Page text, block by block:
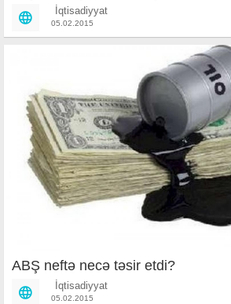
İqtisadiyyat
05.02.2015
ABŞ neftə necə təsir etdi?
İqtisadiyyat
05.02.2015